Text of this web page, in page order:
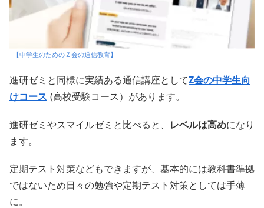
【中学生のためのＺ会の通信教育】
進研ゼミと同様に実績ある通信講座としてZ会の中学生向
けコース (高校受験コース）があります。
進研ゼミやスマイルゼミと比べると、 レベルは高めになり
ます。
定期テスト対策などもできますが、基本的には教科書準拠
ではないため日々の勉強や定期テスト対策としては手薄
に。